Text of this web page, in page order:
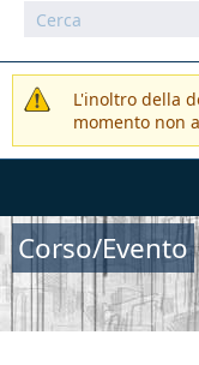
Cerca
L'inoltro della
momento non
Corso/Evento